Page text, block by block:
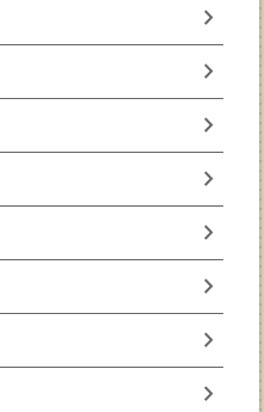
chevron_right
chevron_right
chevron_right
chevron_right
chevron_right
chevron_right
chevron_right
chevron_right